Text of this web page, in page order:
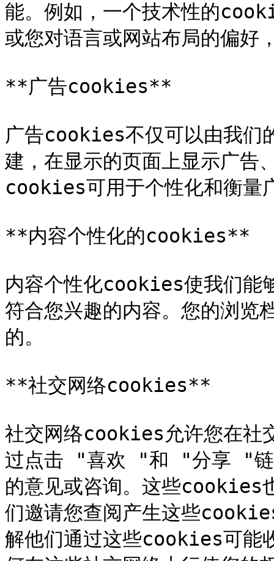
能。例如，一个技术性的
或您对语言或网站布局的偏好
**广告cookies**
广告cookies不仅可以由我们
建，在显示的页面上显示广告
cookies可用于个性化和衡量
**内容个性化的cookies**
内容个性化cookies使我们能
符合您兴趣的内容。您的浏览
的。
**社交网络cookies**
社交网络cookies允许您在社
过点击 "喜欢 "和 "分享 "链
的意见或咨询。这些cookies
们邀请您查阅产生这些
解他们通过这些cookies可能